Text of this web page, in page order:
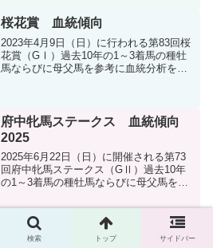
桜花賞 血統傾向
2023年4月9日（日）に行われる第83回桜
花賞（GⅠ）過去10年の1～3着馬の種牡
馬ならびに母父馬を参考に血統分析をし
府中牝馬ステークス 血統傾向
2025
2025年6月22日（日）に開催される第73
回府中牝馬ステークス（GⅡ）過去10年
の1～3着馬の種牡馬ならびに母父馬を参
関屋記念 血統傾向2025
2025年7月27日（日）に開催される第60
検索 トップ サイドバー